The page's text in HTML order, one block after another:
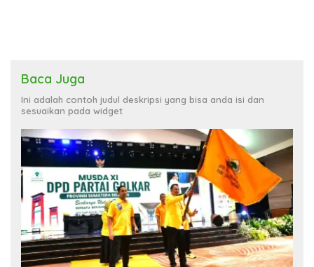
Baca Juga
Ini adalah contoh judul deskripsi yang bisa anda isi dan
sesuaikan pada widget